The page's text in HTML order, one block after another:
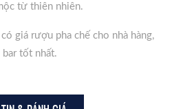
từ thiên nhiên.
giá rượu pha chế cho nhà hàng,
bar tốt nhất.